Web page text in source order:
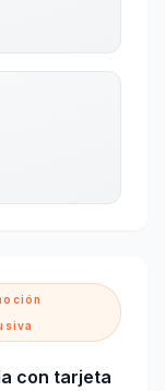
con tarjeta